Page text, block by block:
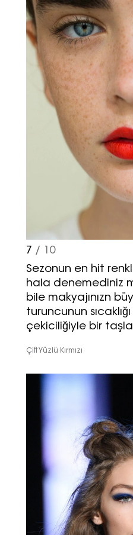
7 / 10
Sezonun en hit
hala denemediniz
bile makyajınızn
turuncunun sıcaklığı
çekiciliğiyle bir taşla
Çift Yüzlü Kırmızı